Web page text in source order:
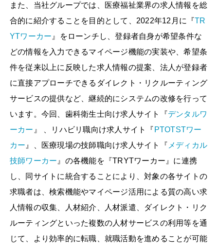
また、当社グループでは、医療福祉業界の求人情報を総
合的に紹介することを目的として、2022年12月に『TR
YTワーカー 』をローンチし、登録者自身が希望条件な
どの情報を入力できるマイページ機能の実装や、希望条
件を従来以上に反映した求人情報の提案、法人が登録者
に直接アプローチできるダイレクト・リクルーティング
サービスの提供など、継続的にシステムの改修を行って
います。今回、歯科衛生士向け求人サイト『デンタルワ
ーカー 』 、リハビリ職向け求人サイト『 PTOTSTワー
カー 』、医療現場の技師職向け求人サイト『 メディカル
技師ワーカー 』の各機能を『TRYTワーカー』に連携
し、同サイトに統合することにより、対象の各サイトの
求職者は、検索機能やマイページ活用による質の高い求
人情報の収集、人材紹介、人材派遣、ダイレクト・リク
ルーティングといった複数の人材サービスの利用等を通
じて、より効率的に転職、就職活動を進めることが可能